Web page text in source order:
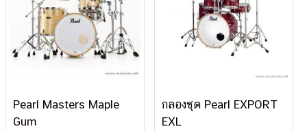
Pearl Masters Maple
Gum
กลองชุด Pearl EXPORT
EXL